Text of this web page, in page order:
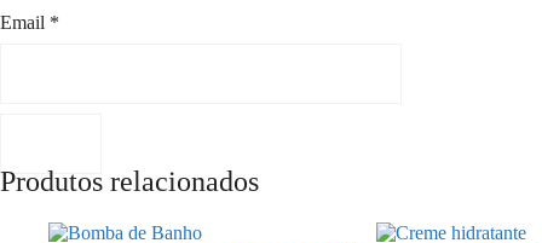
Email *
Produtos relacionados